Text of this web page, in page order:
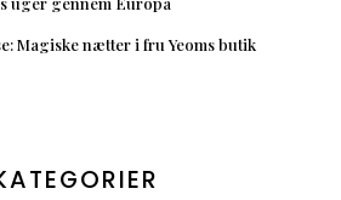
Magiske nætter i fru Yeoms butik